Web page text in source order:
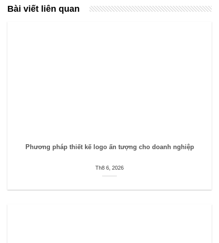
Bài viết liên quan
Phương pháp thiết kế logo ấn tượng cho doanh nghiệp
Th8 6, 2026